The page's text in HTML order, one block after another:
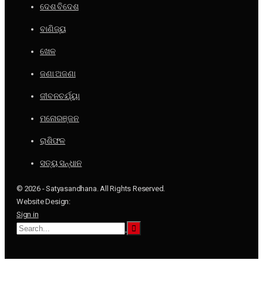
ଦେଶ ବିଦେଶ
ବାଣିଜ୍ୟ
ଖେଳ
ଜଣା ଅଜଣା
ଜୀବନଚର୍ଯ୍ୟା
ମନୋରଞ୍ଜନ
ରାଶିଫଳ
ସତ୍ୟ ସନ୍ଧାନ
© 2026 - Satyasandhana. All Rights Reserved.
Website Design:
Sign in